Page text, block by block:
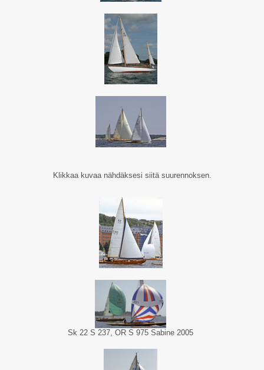
Klikkaa kuvaa nähdäksesi siitä suurennoksen.
Sk 22 S 237, OR S 975 Sabine 2005